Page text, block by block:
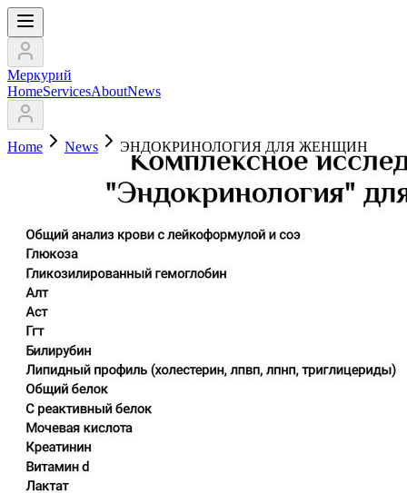
Меркурий
HomeServicesAboutNews
Home News ЭНДОКРИНОЛОГИЯ ДЛЯ ЖЕНЩИН